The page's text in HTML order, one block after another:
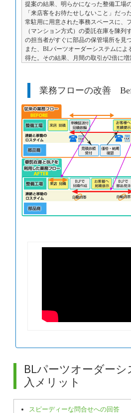
提案の結果、明らかになった整備工場
「来店客をお待たせしないこと」だった
常駐用に用意された事務スペースに、
（マンション方式）の委託在庫を陳列
の担当者がすぐに部品の保管場所を見
また、BLパーツオーダーシステムによ
得た。その結果、月間の取引が2倍に増
業務フローの改善
BLパーツオーダー
入メリット
スピーディーな問合せへの回答